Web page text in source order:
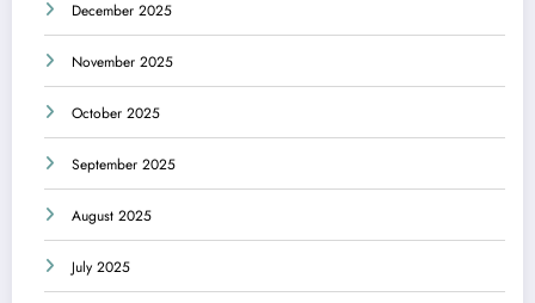
December 2025
November 2025
October 2025
September 2025
August 2025
July 2025